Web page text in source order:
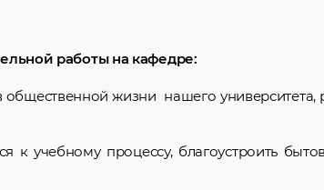
работы на кафедре:
жизни нашего университета,
к учебному процессу, благоустроить